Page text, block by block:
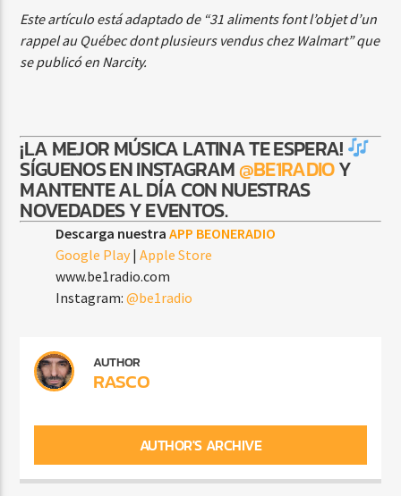
Este artículo está adaptado de “31 aliments font l’objet d’un
rappel au Québec dont plusieurs vendus chez Walmart” que
se publicó en Narcity.
¡LA MEJOR MÚSICA LATINA TE ESPERA!
SÍGUENOS EN INSTAGRAM@BE1RADIOY
MANTENTE AL DÍA CON NUESTRAS
NOVEDADES Y EVENTOS.
Descarga nuestraAPP BEONERADIO
Google Play |Apple Store
www.be1radio.com
Instagram:@be1radio
AUTHOR
RASCO
AUTHOR'S ARCHIVE